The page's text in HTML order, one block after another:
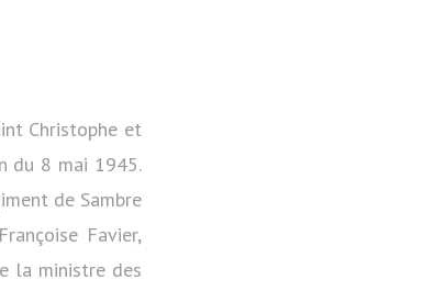
Christophe et
du 8 mai 1945.
de Sambre
Favier,
la ministre des